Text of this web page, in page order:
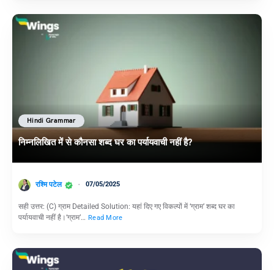
Hindi Grammar
निम्नलिखित में से कौनसा शब्द घर का पर्यायवाची नहीं है?
रश्मि पटेल 07/05/2025
सही उत्तर: (C) ग्राम Detailed Solution: यहां दिए गए विकल्पों में ‘ग्राम’ शब्द घर का
पर्यायवाची नहीं है।‘ग्राम’… Read More